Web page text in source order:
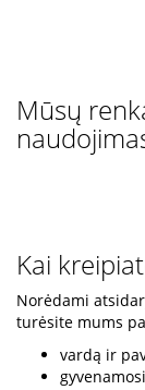
Mūsų
Kai
Norėdami
turėsite mums
vardą ir